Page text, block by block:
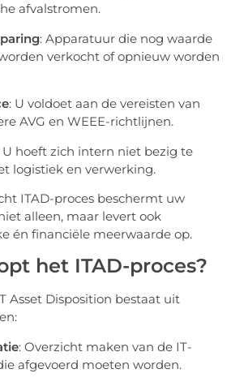
afvalstromen.
: Apparatuur die nog waarde
verkocht of opnieuw worden
: U voldoet aan de vereisten van
AVG en WEEE-richtlijnen.
U hoeft zich intern niet bezig te
logistiek en verwerking.
ITAD-proces beschermt uw
alleen, maar levert ook
én financiële meerwaarde op.
het ITAD-proces?
Asset Disposition bestaat uit
: Overzicht maken van de IT-
afgevoerd moeten worden.